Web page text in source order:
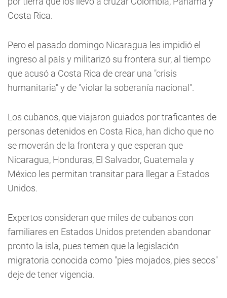
Costa Rica.
Pero el pasado domingo Nicaragua les impidió el
ingreso al país y militarizó su frontera sur, al tiempo
que acusó a Costa Rica de crear una "crisis
humanitaria" y de "violar la soberanía nacional".
Los cubanos, que viajaron guiados por traficantes de
personas detenidos en Costa Rica, han dicho que no
se moverán de la frontera y que esperan que
Nicaragua, Honduras, El Salvador, Guatemala y
México les permitan transitar para llegar a Estados
Unidos.
Expertos consideran que miles de cubanos con
familiares en Estados Unidos pretenden abandonar
pronto la isla, pues temen que la legislación
migratoria conocida como "pies mojados, pies secos"
deje de tener vigencia.